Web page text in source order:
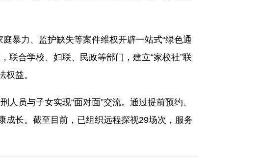
暴力、监护缺失等案件维权开辟一站式“绿色通
联合学校、妇联、民政等部门，建立“家校社”联
益。
员与子女实现“面对面”交流。通过提前预约、
长。截至目前，已组织远程探视29场次，服务